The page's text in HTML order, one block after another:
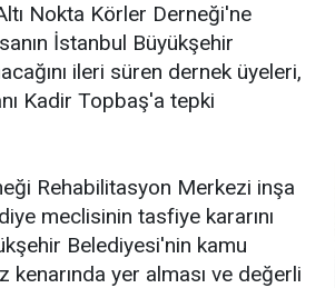
Nokta Körler Derneği'ne
İstanbul Büyükşehir
ileri süren dernek üyeleri,
Kadir Topbaş'a tepki
Rehabilitasyon Merkezi inşa
meclisinin tasfiye kararını
Belediyesi'nin kamu
kenarında yer alması ve değerli